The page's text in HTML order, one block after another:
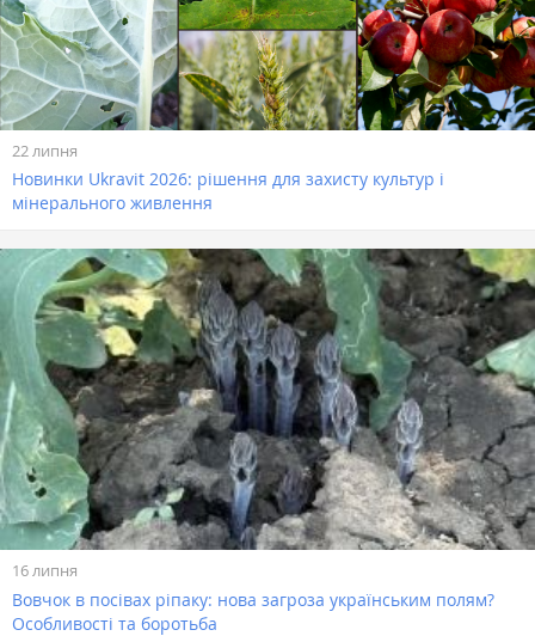
22 липня
Новинки Ukravit 2026: рішення для захисту культур і
мінерального живлення
16 липня
Вовчок в посівах ріпаку: нова загроза українським полям?
Особливості та боротьба